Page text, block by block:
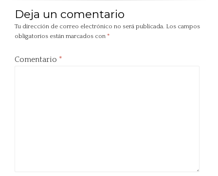
Deja un comentario
Tu dirección de correo electrónico no será publicada. Los campos
obligatorios están marcados con *
Comentario *